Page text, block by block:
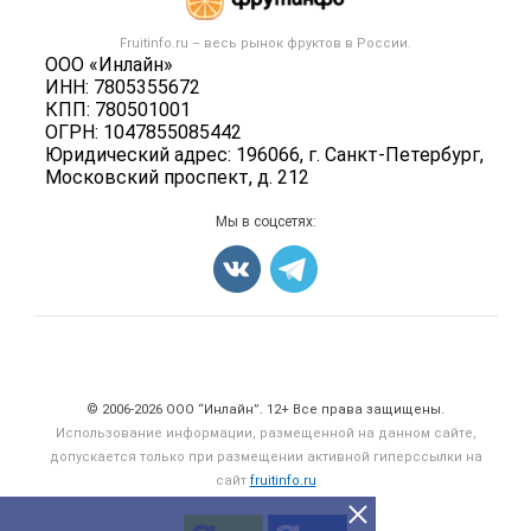
Fruitinfo.ru – весь рынок фруктов в России.
ООО «Инлайн»
ИНН: 7805355672
КПП: 780501001
ОГРН: 1047855085442
Юридический адрес: 196066, г. Санкт-Петербург,
Московский проспект, д. 212
Контактная информация
Политика обработки персональных данных
Новости рынка
Фрукты
Грибы
Оборудование
Карта объявлений
Мы в соцсетях:
© 2006‑2026 ООО “Инлайн”. 12+ Все права защищены.
Использование информации, размещенной на данном сайте,
допускается только при размещении активной гиперссылки на
сайт fruitinfo.ru